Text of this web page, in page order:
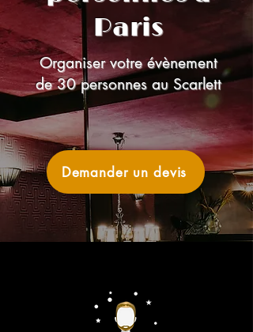
Paris
Organiser votre évènement
de 30 personnes au Scarlett
Demander un devis